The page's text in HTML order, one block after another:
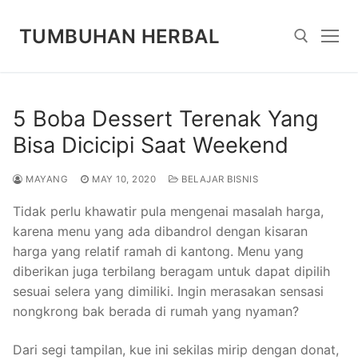
content
TUMBUHAN HERBAL
5 Boba Dessert Terenak Yang
Bisa Dicicipi Saat Weekend
MAYANG MAY 10, 2020 BELAJAR BISNIS
Tidak perlu khawatir pula mengenai masalah harga,
karena menu yang ada dibandrol dengan kisaran
harga yang relatif ramah di kantong. Menu yang
diberikan juga terbilang beragam untuk dapat dipilih
sesuai selera yang dimiliki. Ingin merasakan sensasi
nongkrong bak berada di rumah yang nyaman?
Dari segi tampilan, kue ini sekilas mirip dengan donat,